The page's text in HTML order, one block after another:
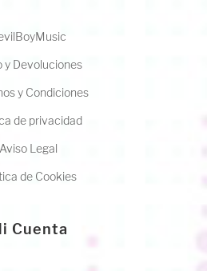
y Devoluciones
y Condiciones
de privacidad
Aviso Legal
de Cookies
Cuenta